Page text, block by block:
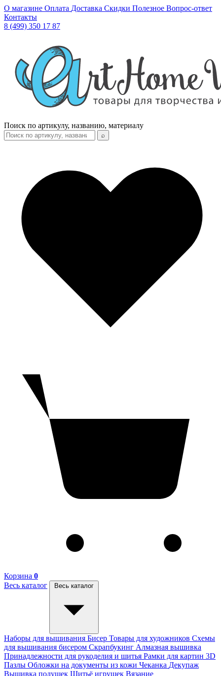
О магазине Оплата Доставка Скидки Полезное Вопрос-ответ
Контакты
8 (499) 350 17 87
Поиск по артикулу, названию, материалу
⌕
Корзина 0
Весь каталог
Весь каталог
Наборы для вышивания Бисер Товары для художников Схемы
для вышивания бисером Скрапбукинг Алмазная вышивка
Принадлежности для рукоделия и шитья Рамки для картин 3D
Пазлы Обложки на документы из кожи Чеканка Декупаж
Вышивка подушек Шитьё игрушек Вязание